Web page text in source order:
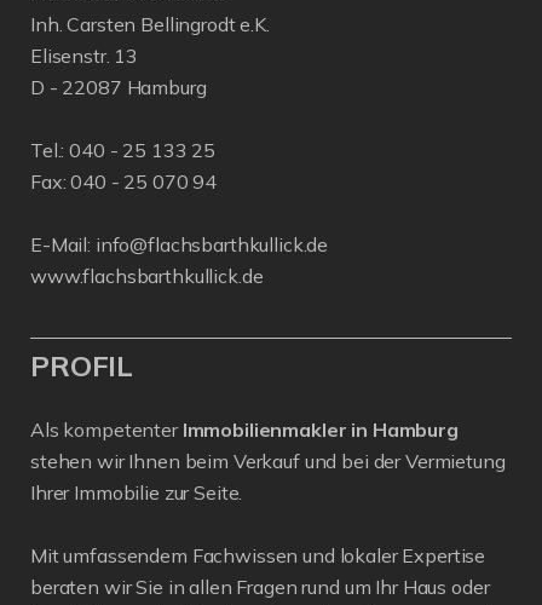
Inh. Carsten Bellingrodt e.K.
Elisenstr. 13
D - 22087 Hamburg
Tel.:040 - 25 133 25
Fax: 040 - 25 070 94
E-Mail: info@flachsbarthkullick.de
www.flachsbarthkullick.de
PROFIL
Als kompetenter Immobilienmakler in Hamburg
stehen wir Ihnen beim Verkauf und bei der Vermietung
Ihrer Immobilie zur Seite.
Mit umfassendem Fachwissen und lokaler Expertise
beraten wir Sie in allen Fragen rund um Ihr Haus oder